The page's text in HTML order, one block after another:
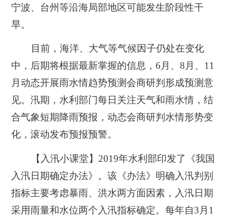
宁波、台州等沿海局部地区可能发生阶段性干
旱。
目前，海洋、大气等气候因子仍处在变化
中，后期将根据最新掌握的信息，6月、8月、11
月动态开展雨水情趋势预测会商研判形成预测意
见。汛期，水利部门每日关注天气和雨水情，结
合气象短期降雨预报，动态会商研判水情形势变
化，滚动发布预报预警。
【入汛小课堂】 2019年水利部印发了《我国
入汛日期确定办法》。该《办法》明确入汛判别
指标主要考虑暴雨、洪水两方面因素，入汛日期
采用雨量和水位两个入汛指标确定。每年自3月1